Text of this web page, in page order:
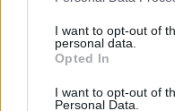
I want to opt-out of
personal data.
Opted In
I want to opt-out of
Personal Data.
Po rvačce zpytuje